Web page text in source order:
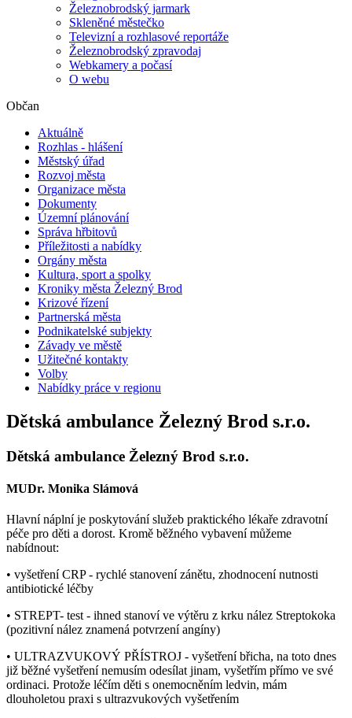
Železnobrodský jarmark
Skleněné městečko
Televizní a rozhlasové reportáže
Železnobrodský zpravodaj
Webkamery a počasí
O webu
Občan
Aktuálně
Rozhlas - hlášení
Městský úřad
Rozvoj města
Organizace města
Dokumenty
Územní plánování
Správa hřbitovů
Příležitosti a nabídky
Orgány města
Kultura, sport a spolky
Kroniky města Železný Brod
Krizové řízení
Partnerská města
Podnikatelské subjekty
Závady ve městě
Užitečné kontakty
Volby
Nabídky práce v regionu
Dětská ambulance Železný Brod s.r.o.
Dětská ambulance Železný Brod s.r.o.
MUDr. Monika Slámová
Hlavní náplní je poskytování služeb praktického lékaře zdravotní
péče pro děti a dorost. Kromě běžného vybavení můžeme
nabídnout:
• vyšetření CRP - rychlé stanovení zánětu, zhodnocení nutnosti
antibiotické léčby
• STREPT- test - ihned stanoví ve výtěru z krku nález Streptokoka
(pozitivní nález znamená potvrzení angíny)
• ULTRAZVUKOVÝ PŘÍSTROJ - vyšetření břicha, na toto dnes
již běžné vyšetření nemusím odesílat jinam, vyšetřím přímo ve své
ordinaci. Protože léčím děti s onemocněním ledvin, mám
dlouholetou praxi s ultrazvukových vyšetřením